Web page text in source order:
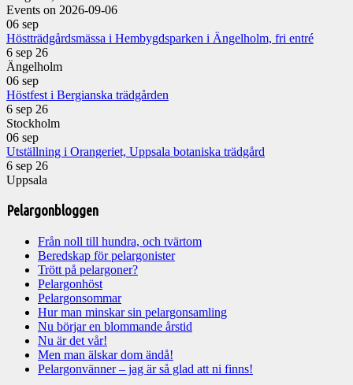
Events on 2026-09-06
06 sep
Höstträdgårdsmässa i Hembygdsparken i Ängelholm, fri entré
6 sep 26
Ängelholm
06 sep
Höstfest i Bergianska trädgården
6 sep 26
Stockholm
06 sep
Utställning i Orangeriet, Uppsala botaniska trädgård
6 sep 26
Uppsala
Pelargonbloggen
Från noll till hundra, och tvärtom
Beredskap för pelargonister
Trött på pelargoner?
Pelargonhöst
Pelargonsommar
Hur man minskar sin pelargonsamling
Nu börjar en blommande årstid
Nu är det vår!
Men man älskar dom ändå!
Pelargonvänner – jag är så glad att ni finns!